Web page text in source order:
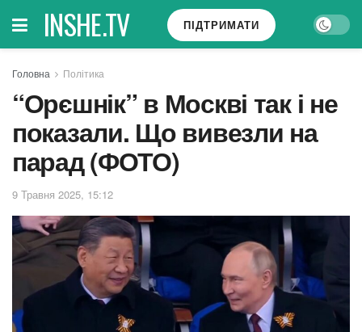
INSHE.TV ПІДТРИМАТИ
Головна Політика
“Орєшнік” в Москві так і не
показали. Що вивезли на
парад (ФОТО)
9 Травня 2025, 15:12